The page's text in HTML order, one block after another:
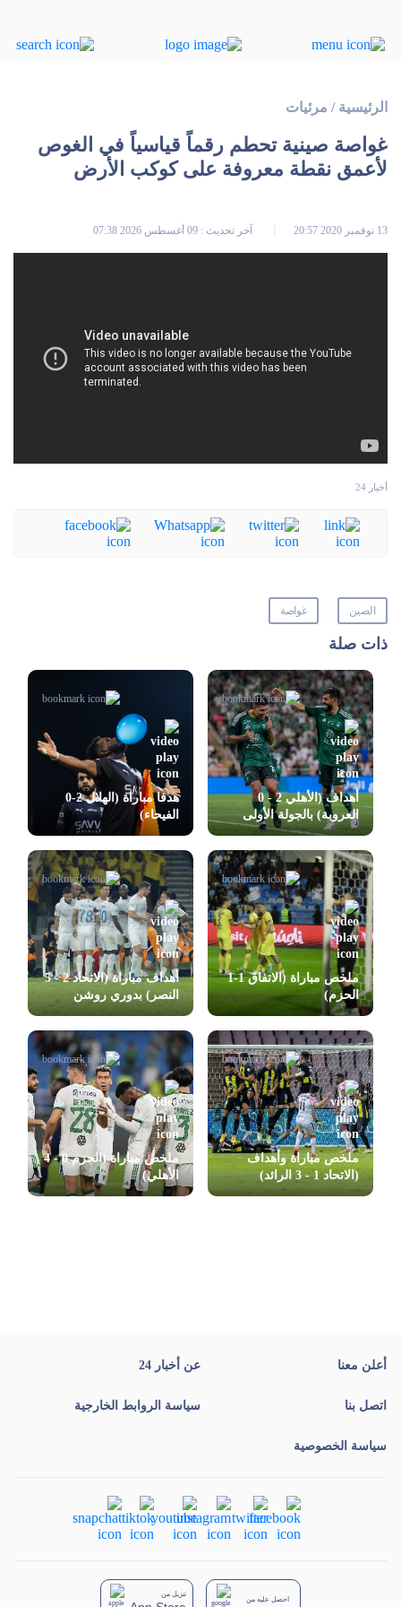
الرئيسية / مرئيات
غواصة صينية تحطم رقماً قياسياً في الغوص
لأعمق نقطة معروفة على كوكب الأرض
13 نوفمبر 2020 20:57 آخر تحديث : 09 أغسطس 2026 07:38
أخبار 24
الصين غواصة
ذات صلة
أهداف (الأهلي 2 - 0
العروبة) بالجولة الأولى
بدوري روشن
هدفا مباراة (الهلال 2-0
الفيحاء)
ملخص مباراة (الاتفاق 1-1
الحزم)
أهداف مباراة (الاتحاد 2 - 5
النصر) بدوري روشن
ملخص مباراة وأهداف
(الاتحاد 1 - 3 الرائد)
ملخص مباراة (الحزم 0 - 4
الأهلي)
أعلن معنا عن أخبار 24
اتصل بنا سياسة الروابط الخارجية
سياسة الخصوصية
تنزيل من
احصل عليه من